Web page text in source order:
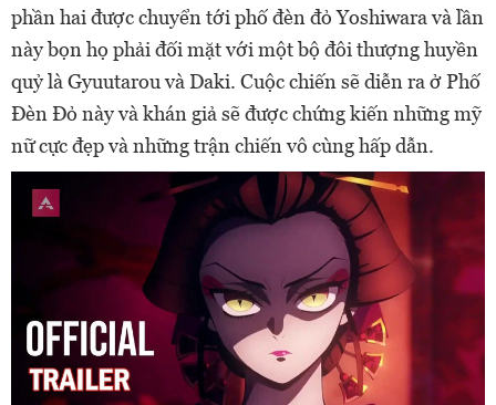
phần hai được chuyển tới phố đèn đỏ Yoshiwara và lần
này bọn họ phải đối mặt với một bộ đôi thượng huyền
quỷ là Gyuutarou và Daki. Cuộc chiến sẽ diễn ra ở Phố
Đèn Đỏ này và khán giả sẽ được chứng kiến những mỹ
nữ cực đẹp và những trận chiến vô cùng hấp dẫn.